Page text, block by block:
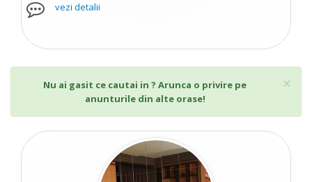
vezi detalii
×
Nu ai gasit ce cautai in ? Arunca o privire pe
anunturile din alte orase!